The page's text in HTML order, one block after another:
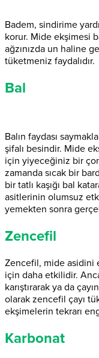
Badem, sindirime
korur. Mide ekşimesi
ağzınızda un haline
tüketmeniz faydalıdır.
Bal
Balın faydası
şifalı besindir. Mide
için yiyeceğiniz bir
zamanda sıcak bir
bir tatlı kaşığı bal
asitlerinin olumsuz
yemekten sonra
Zencefil
Zencefil, mide asidini
için daha etkilidir.
karıştırarak ya da
olarak zencefil çayı
ekşimelerin tekrarı
Karbonat